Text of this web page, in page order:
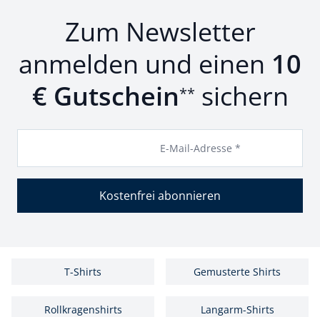
Zum Newsletter
anmelden und einen 10
€ Gutschein** sichern
E-Mail-Adresse *
Kostenfrei abonnieren
T-Shirts Gemusterte Shirts
Rollkragenshirts Langarm-Shirts